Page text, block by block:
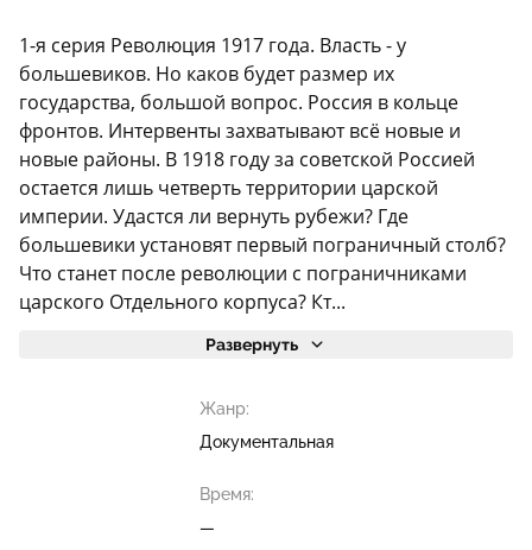
1-я серия Революция 1917 года. Власть - у
большевиков. Но каков будет размер их
государства, большой вопрос. Россия в кольце
фронтов. Интервенты захватывают всё новые и
новые районы. В 1918 году за советской Россией
остается лишь четверть территории царской
империи. Удастся ли вернуть рубежи? Где
большевики установят первый пограничный столб?
Что станет после революции с пограничниками
царского Отдельного корпуса? Кт...
Развернуть
Жанр:
Документальная
Время:
—